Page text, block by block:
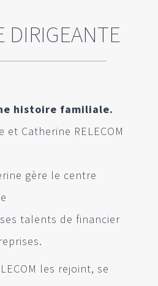
DIRIGEANTE
histoire familiale.
et Catherine RELECOM
gère le centre
talents de financier
les rejoint, se